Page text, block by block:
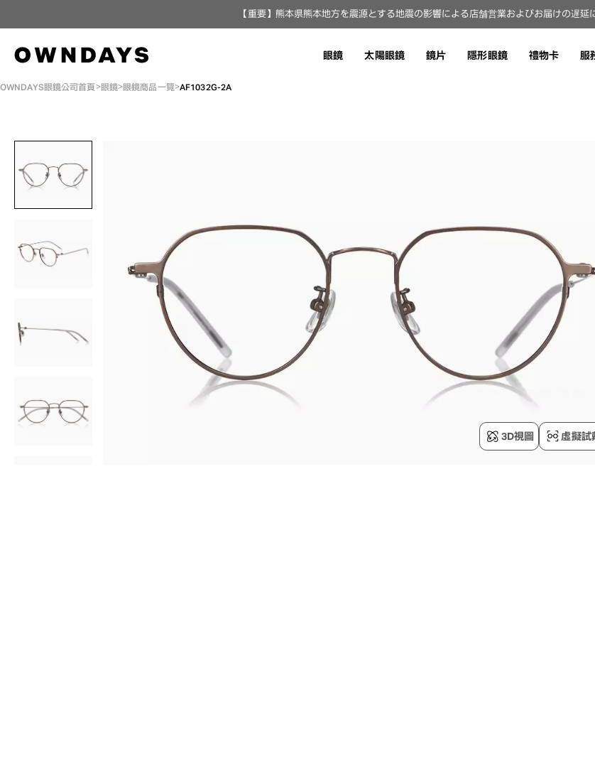
【重要】熊本県熊本地方を震源とする地震の影響による店舗営業およびお届けの遅延
眼鏡 太陽眼鏡 鏡片 隱形眼鏡 禮物卡 服
OWNDAYS眼鏡公司首頁 眼鏡 眼鏡商品一覽 AF1032G-2A
3D視圖 虛擬試